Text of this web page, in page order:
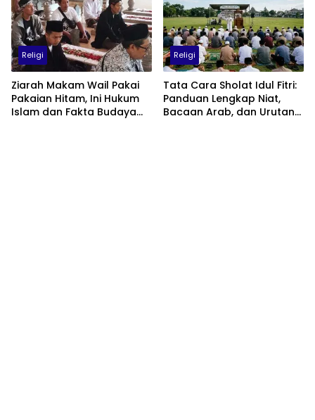
Religi
Ziarah Makam Wail Pakai
Pakaian Hitam, Ini Hukum
Islam dan Fakta Budaya
Religi
Tata Cara Sholat Idul Fitri:
Panduan Lengkap Niat,
Bacaan Arab, dan Urutan